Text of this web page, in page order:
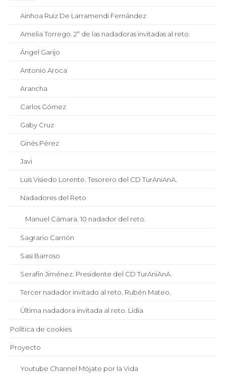
Ainhoa Ruiz De Larramendi Fernández
Amelia Torrego. 2ª de las nadadoras invitadas al reto.
Ángel Garijo
Antonio Aroca
Arancha
Carlos Gómez
Gaby Cruz
Ginés Pérez
Javi
Luis Visiedo Lorente. Tesorero del CD TurAniAnA.
Nadadores del Reto
Manuel Cámara. 10 nadador del reto.
Sagrario Carrión
Sasi Barroso
Serafín Jiménez. Presidente del CD TurAniAnA.
Tercer nadador invitado al reto. Rubén Mateo.
Última nadadora invitada al reto. Lídia
Política de cookies
Proyecto
Youtube Channel Mójate por la Vida